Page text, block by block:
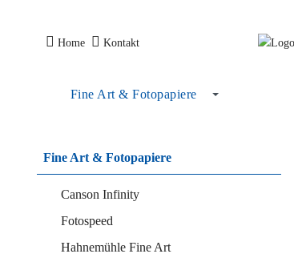
Home Kontakt
Fine Art & Fotopapiere
Fine Art & Fotopapiere
Canson Infinity
Fotospeed
Hahnemühle Fine Art